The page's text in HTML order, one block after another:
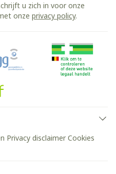
u zich in voor onze
onze privacy policy.
Privacy disclaimer Cookies